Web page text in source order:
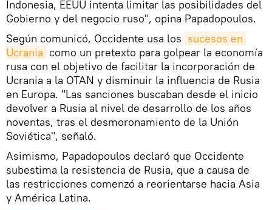
Indonesia, EEUU intenta limitar las posibilidades del
Gobierno y del negocio ruso", opina Papadopoulos.
Según comunicó, Occidente usa los sucesos en
Ucrania como un pretexto para golpear la economía
rusa con el objetivo de facilitar la incorporación de
Ucrania a la OTAN y disminuir la influencia de Rusia
en Europa. "Las sanciones buscaban desde el inicio
devolver a Rusia al nivel de desarrollo de los años
noventas, tras el desmoronamiento de la Unión
Soviética", señaló.
Asimismo, Papadopoulos declaró que Occidente
subestima la resistencia de Rusia, que a causa de
las restricciones comenzó a reorientarse hacia Asia
y América Latina.